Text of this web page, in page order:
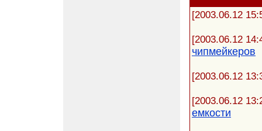
[2003.06.12
[2003.06.12
чипмейкеров
[2003.06.12
[2003.06.12
емкости